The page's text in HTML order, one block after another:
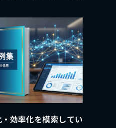
効率化を模索してい